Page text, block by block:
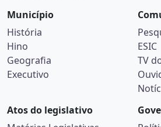
Município
História
Hino
Geografia
Executivo
ESIC
TV
Atos do legislativo